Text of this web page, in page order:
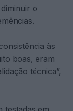
o
às
boas, eram
técnica”,
testadas em